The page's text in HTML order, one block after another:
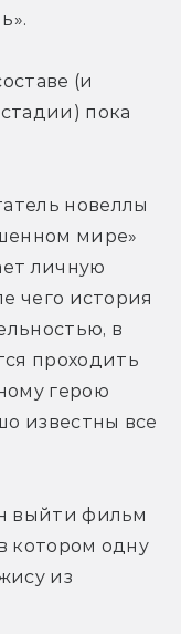
(и
пока
новеллы
мире»
личную
чего история
в
проходить
герою
известны все
выйти фильм
котором одну
из